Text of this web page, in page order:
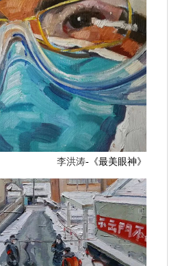
李洪涛-《最美眼神》